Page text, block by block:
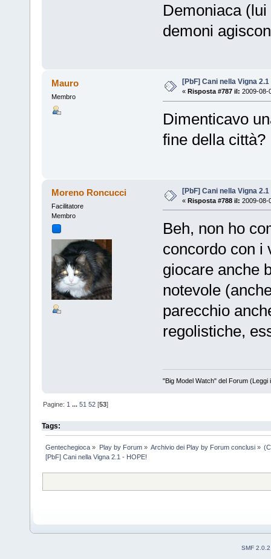
Demoniaca
demoni
Mauro
Membro
[PbF] Cani nella Vigna 2.1
« Risposta #787 il: 2009-08-
Dimenticavo
fine della
Moreno Roncucci
Facilitatore
Membro
[PbF] Cani nella Vigna 2.1
« Risposta #788 il: 2009-08-
Beh, non ho
concordo con i
giocare anche
notevole
parecchio
regolistiche,
"Big Model Watch" del Forum
Pagine: 1 ...51 52 [53]
Tags:
Gentechegioca » Play by Forum» Archivio dei Play by Forum conclusi»
[PbF] Cani nella Vigna 2.1 - HOPE!
SMF 2.0.2